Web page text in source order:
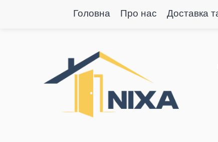
Головна Про нас Доставка